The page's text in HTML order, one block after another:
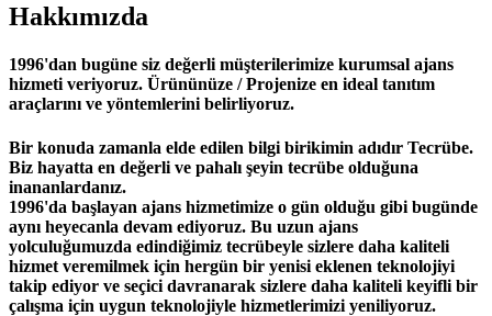
Hakkımızda
1996'dan bugüne siz değerli müşterilerimize kurumsal ajans
hizmeti veriyoruz. Ürününüze / Projenize en ideal tanıtım
araçlarını ve yöntemlerini belirliyoruz.
Bir konuda zamanla elde edilen bilgi birikimin adıdır Tecrübe.
Biz hayatta en değerli ve pahalı şeyin tecrübe olduğuna
inananlardanız.
1996'da başlayan ajans hizmetimize o gün olduğu gibi bugünde
aynı heyecanla devam ediyoruz. Bu uzun ajans
yolculuğumuzda edindiğimiz tecrübeyle sizlere daha kaliteli
hizmet veremilmek için hergün bir yenisi eklenen teknolojiyi
takip ediyor ve seçici davranarak sizlere daha kaliteli keyifli bir
çalışma için uygun teknolojiyle hizmetlerimizi yeniliyoruz.